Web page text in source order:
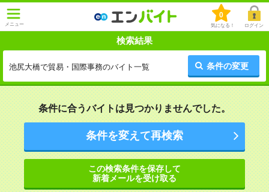
メニュー
0
気になる！ ログイン
検索結果
池尻大橋で貿易・国際事務のバイト一覧 条件の変更
条件に合うバイトは見つかりませんでした。
条件を変えて再検索
この検索条件を保存して
新着メールを受け取る